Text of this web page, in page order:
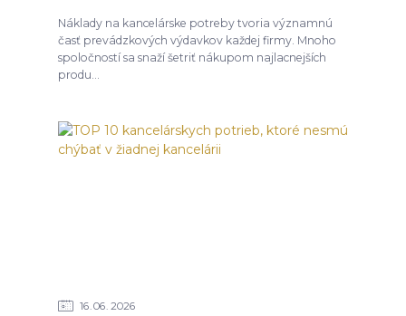
Náklady na kancelárske potreby tvoria významnú
časť prevádzkových výdavkov každej firmy. Mnoho
spoločností sa snaží šetriť nákupom najlacnejších
produ...
16 06 2026